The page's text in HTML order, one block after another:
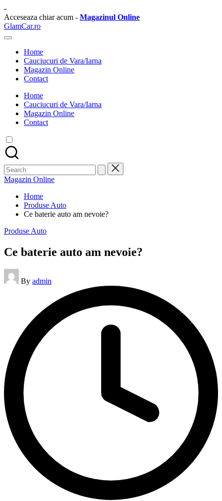
Skip
to
content
-
Acceseaza chiar acum - Magazinul Online
GlamCar.ro
Sursa
zilnica
auto.
Home
Cauciucuri de Vara/Iarna
Magazin Online
Contact
Home
Cauciucuri de Vara/Iarna
Magazin Online
Contact
Search
for:
Magazin Online
Home
Produse Auto
Ce baterie auto am nevoie?
Posted
Produse Auto
Ce baterie auto am nevoie?
Posted
by
By admin